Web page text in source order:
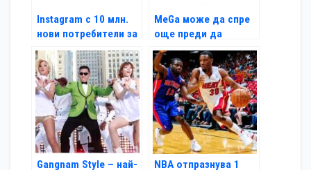
Instagram с 10 млн.
нови потребители за
10 дни
MeGa може да спре
още преди да
стартира
Gangnam Style – най-
NBA отпразнува 1